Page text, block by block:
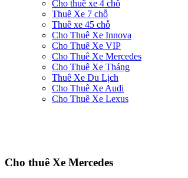
Cho thuê xe 4 chỗ
Thuê Xe 7 chỗ
Thuê xe 45 chỗ
Cho Thuê Xe Innova
Cho Thuê Xe VIP
Cho Thuê Xe Mercedes
Cho Thuê Xe Tháng
Thuê Xe Du Lịch
Cho Thuê Xe Audi
Cho Thuê Xe Lexus
Cho thuê Xe Mercedes